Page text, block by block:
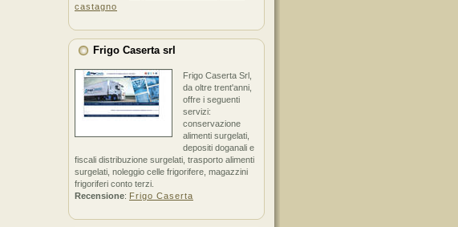
castagno
Frigo Caserta srl
Frigo Caserta Srl,
da oltre trent'anni,
offre i seguenti
servizi:
conservazione
alimenti surgelati,
depositi doganali e
fiscali distribuzione surgelati, trasporto alimenti
surgelati, noleggio celle frigorifere, magazzini
frigoriferi conto terzi.
Recensione: Frigo Caserta